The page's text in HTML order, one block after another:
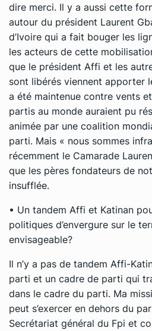
dire merci. Il y a aussi cette
autour du président Laurent
d’Ivoire qui a fait bouger les
les acteurs de cette
que le président Affi et les
sont libérés viennent apporter
a été maintenue contre vents
partis au monde auraient pu
animée par une coalition
parti. Mais « nous sommes
récemment le Camarade
que les pères fondateurs de
insufflée.
• Un tandem Affi et Katinan
politiques d’envergure sur le
envisageable?
Il n’y a pas de tandem Affi-
parti et un cadre de parti qui
dans le cadre du parti. Ma
peut s’exercer en dehors du
Secrétariat général du Fpi et